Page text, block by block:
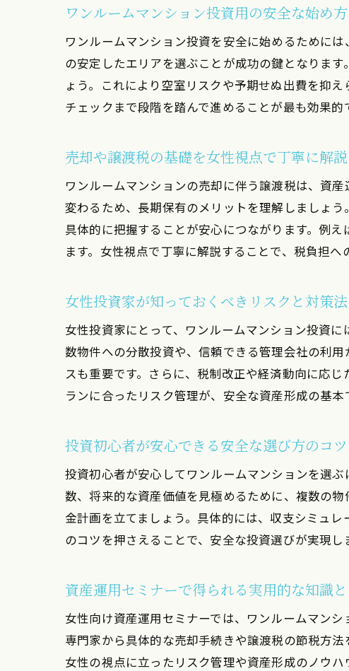
譲
ほ
女
ワンルームマンション投資用の安全な始め
ワンルームマンション投資を安全に始めるために
の安定したエリアを選ぶことが成功の鍵となりま
ょう。これにより空室リスクや予期せぬ出費を抑
チェックまで段階を踏んで進めることが最も効果的
売却や譲渡税の基礎を女性視点で丁寧に解説
ワンルームマンションの売却に伴う譲渡税は、資
変わるため、長期保有のメリットを理解しましょ
具体的に把握することが安心につながります。例
ます。女性視点で丁寧に解説することで、税負担へ
女性投資家が知っておくべきリスクと対策法
女性投資家にとって、ワンルームマンション投資
数物件への分散投資や、信頼できる管理会社の利
スも重要です。さらに、税制改正や経済動向に応
ランに合ったリスク管理が、安全な資産形成の基本
投資初心者が安心できる安全な選び方のコツ
投資初心者が安心してワンルームマンションを選
数、将来的な資産価値を見極めるために、複数の
金計画を立てましょう。具体的には、収支シミュ
のコツを押さえることで、安全な投資選びが実現し
資産運用セミナーで得られる実用的な知識
女性向け資産運用セミナーでは、ワンルームマン
専門家から具体的な売却手続きや譲渡税の節税方
女性の視点に立ったリスク管理や資産形成のノウ